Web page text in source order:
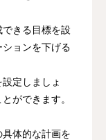
きる目標を設
ョンを下げる
定しましょ
ができます。
体的な計画を